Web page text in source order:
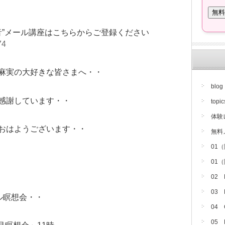
メール講座はこちらからご登録ください
実の大好きな皆さまへ・・
謝しています・・
はようございます・・
想会・・
blog
体験
無料
01
01
02
03
04
05